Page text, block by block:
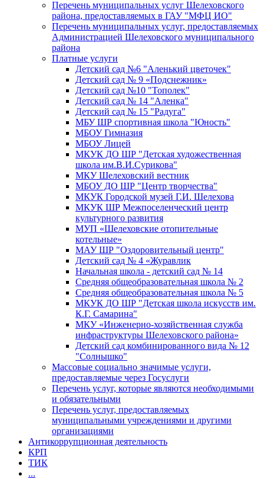
Перечень муниципальных услуг Шелеховского
района, предоставляемых в ГАУ "МФЦ ИО"
Перечень муниципальных услуг, предоставляемых
Администрацией Шелеховского муниципального
района
Платные услуги
Детский сад №6 "Аленький цветочек"
Детский сад № 9 «Подснежник»
Детский сад №10 "Тополек"
Детский сад № 14 "Аленка"
Детский сад № 15 "Радуга"
МБУ ШР спортивная школа "Юность"
МБОУ Гимназия
МБОУ Лицей
МКУК ДО ШР "Детская художественная
школа им.В.И.Сурикова"
МКУ Шелеховский вестник
МБОУ ДО ШР "Центр творчества"
МКУК Городской музей Г.И. Шелехова
МКУК ШР Межпоселенческий центр
культурного развития
МУП «Шелеховские отопительные
котельные»
МАУ ШР "Оздоровительный центр"
Детский сад № 4 «Журавлик
Начальная школа - детский сад № 14
Средняя общеобразовательная школа № 2
Средняя общеобразовательная школа № 5
МКУК ДО ШР "Детская школа искусств им.
К.Г. Самарина"
МКУ «Инженерно-хозяйственная служба
инфраструктуры Шелеховского района»
Детский сад комбинированного вида № 12
"Солнышко"
Массовые социально значимые услуги,
предоставляемые через Госуслуги
Перечень услуг, которые являются необходимыми
и обязательными
Перечень услуг, предоставляемых
муниципальными учреждениями и другими
организациями
Антикоррупционная деятельность
КРП
ТИК
...